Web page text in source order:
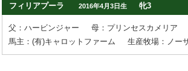
フィリアプーラ
2016年4月3日生 牝3
父：ハービンジャー
母：プリンセスカメリア
馬主：(有)キャロットファーム
生産牧場：ノー